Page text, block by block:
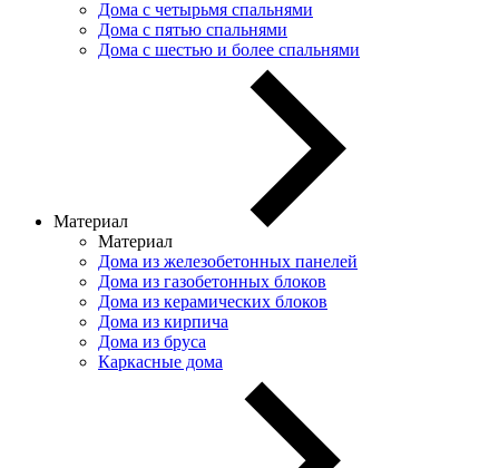
Дома с четырьмя спальнями
Дома с пятью спальнями
Дома с шестью и более спальнями
Материал
Материал
Дома из железобетонных панелей
Дома из газобетонных блоков
Дома из керамических блоков
Дома из кирпича
Дома из бруса
Каркасные дома